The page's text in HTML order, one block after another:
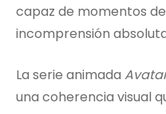
capaz de momentos
incomprensión
La serie animada
una coherencia visual